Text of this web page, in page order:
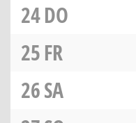
24DO
25FR
26SA